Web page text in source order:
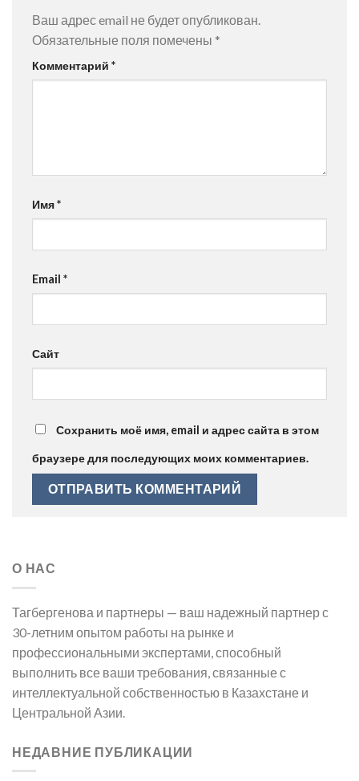
Ваш адрес email не будет опубликован.
Обязательные поля помечены *
Комментарий *
Имя*
Email *
Сайт
Сохранить моё имя, email и адрес сайта в этом
браузере для последующих моих комментариев.
О НАС
Тагбергенова и партнеры — ваш надежный партнер с
30-летним опытом работы на рынке и
профессиональными экспертами, способный
выполнить все ваши требования, связанные с
интеллектуальной собственностью в Казахстане и
Центральной Азии.
НЕДАВНИЕ ПУБЛИКАЦИИ